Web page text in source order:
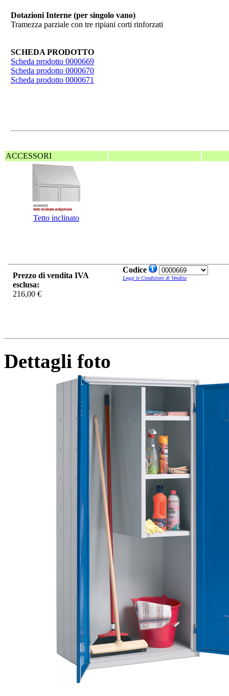
Dotazioni Interne (per singolo vano)
Tramezza parziale con tre ripiani corti rinforzati
SCHEDA PRODOTTO
Scheda prodotto 0000669
Scheda prodotto 0000670
Scheda prodotto 0000671
ACCESSORI
Tetto inclinato
Prezzo di vendita IVA
esclusa:
216,00 €
Codice
Leggi le Condizioni di Vendita
Dettagli foto